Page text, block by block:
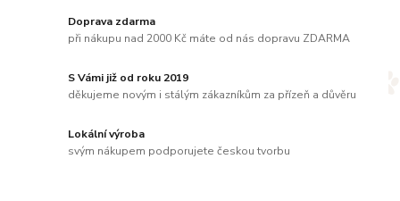
Doprava zdarma
při nákupu nad 2000 Kč máte od nás dopravu ZDARMA
S Vámi již od roku 2019
děkujeme novým i stálým zákazníkům za přízeň a důvěru
Lokální výroba
svým nákupem podporujete českou tvorbu